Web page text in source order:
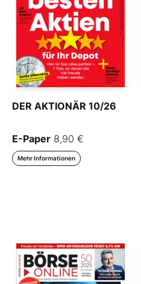
DER AKTIONÄR 10/26
E-Paper 8,90 €
Mehr Informationen